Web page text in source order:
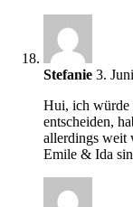
Stefanie 3.
Hui, ich würde
entscheiden,
allerdings weit
Emile & Ida